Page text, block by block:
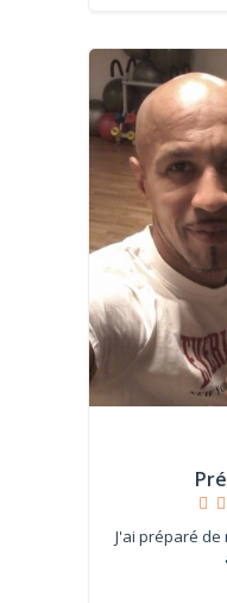
J'ai préparé